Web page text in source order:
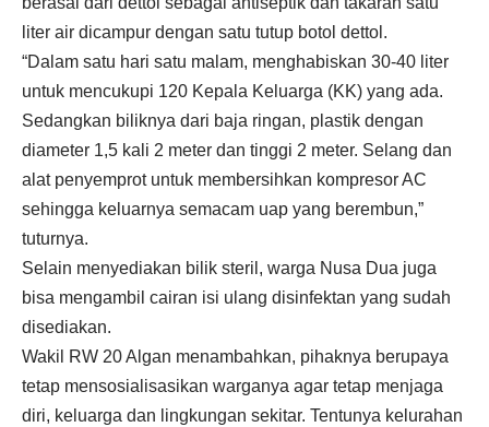
liter air dicampur dengan satu tutup botol dettol.
“Dalam satu hari satu malam, menghabiskan 30-40 liter
untuk mencukupi 120 Kepala Keluarga (KK) yang ada.
Sedangkan biliknya dari baja ringan, plastik dengan
diameter 1,5 kali 2 meter dan tinggi 2 meter. Selang dan
alat penyemprot untuk membersihkan kompresor AC
sehingga keluarnya semacam uap yang berembun,”
tuturnya.
Selain menyediakan bilik steril, warga Nusa Dua juga
bisa mengambil cairan isi ulang disinfektan yang sudah
disediakan.
Wakil RW 20 Algan menambahkan, pihaknya berupaya
tetap mensosialisasikan warganya agar tetap menjaga
diri, keluarga dan lingkungan sekitar. Tentunya kelurahan